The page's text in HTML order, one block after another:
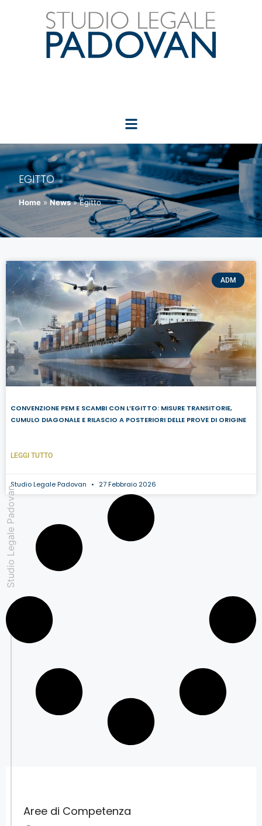
EGITTO
Home » News » Egitto
Studio Legale Padovan
ADM
CONVENZIONE PEM E SCAMBI CON L’EGITTO: MISURE TRANSITORIE,
CUMULO DIAGONALE E RILASCIO A POSTERIORI DELLE PROVE DI ORIGINE
LEGGI TUTTO
Studio Legale Padovan 27 Febbraio 2026
Aree di Competenza